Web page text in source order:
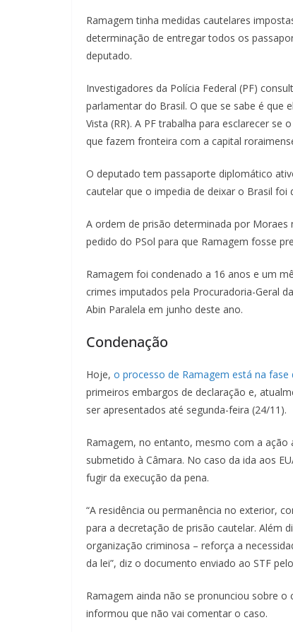
Ramagem tinha medidas cautelares
determinação de entregar todos os
deputado.
Investigadores da Polícia Federal (PF)
parlamentar do Brasil. O que se sabe é que
Vista (RR). A PF trabalha para esclarecer se
que fazem fronteira com a capital
O deputado tem passaporte diplomático
cautelar que o impedia de deixar o Brasil foi
A ordem de prisão determinada por
pedido do PSol para que Ramagem fosse
Ramagem foi condenado a 16 anos e um
crimes imputados pela Procuradoria-Geral
Abin Paralela em junho deste ano.
Condenação
Hoje, o processo de Ramagem está na fase
primeiros embargos de declaração e,
ser apresentados até segunda-feira (24/11).
Ramagem, no entanto, mesmo com a
submetido à Câmara. No caso da ida aos
fugir da execução da pena.
“A residência ou permanência no exterior,
para a decretação de prisão cautelar. Além
organização criminosa – reforça a
da lei”, diz o documento enviado ao STF
Ramagem ainda não se pronunciou sobre o
informou que não vai comentar o caso.